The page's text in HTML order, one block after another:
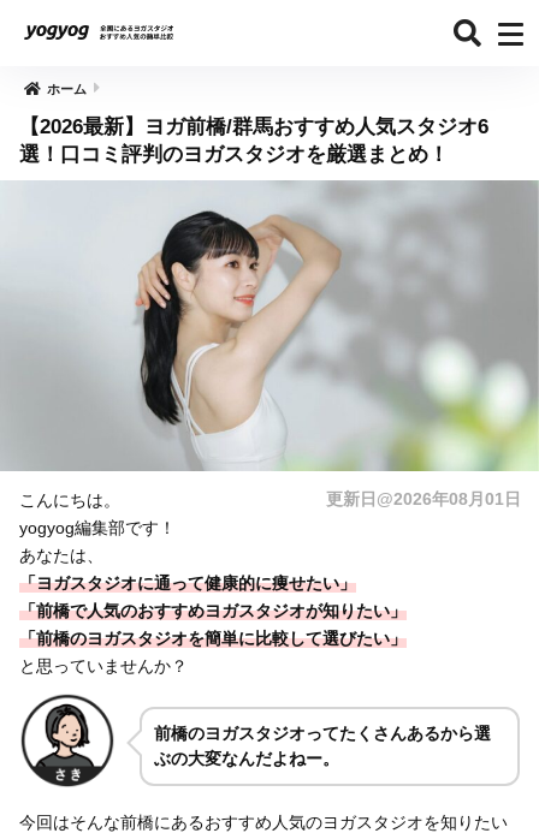
ホーム
【2026最新】ヨガ前橋/群馬おすすめ人気スタジオ6
選！口コミ評判のヨガスタジオを厳選まとめ！
更新日@2026年08月01日
こんにちは。
yogyog編集部です！
あなたは、
「ヨガスタジオに通って健康的に痩せたい」
「前橋で人気のおすすめヨガスタジオが知りたい」
「前橋のヨガスタジオを簡単に比較して選びたい」
と思っていませんか？
前橋のヨガスタジオってたくさんあるから選
ぶの大変なんだよねー。
今回はそんな前橋にあるおすすめ人気のヨガスタジオを知りたい